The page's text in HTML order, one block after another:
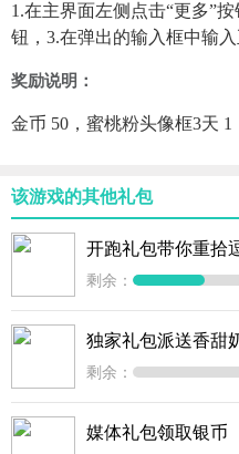
1.在主界面左侧点击“更多”
钮，3.在弹出的输入框中输
奖励说明：
金币 50，蜜桃粉头像框3天 1
该游戏的其他礼包
开跑礼包带你重拾
剩余：
独家礼包派送香甜
剩余：
媒体礼包领取银币